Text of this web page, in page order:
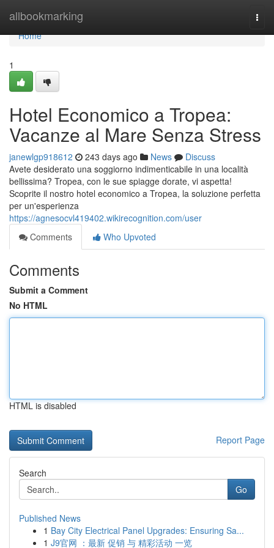
allbookmarking
Home
Home
1
Hotel Economico a Tropea:
Vacanze al Mare Senza Stress
janewlgp918612 243 days ago News
Discuss
Avete desiderato una soggiorno indimenticabile in una località
bellissima? Tropea, con le sue spiagge dorate, vi aspetta!
Scoprite il nostro hotel economico a Tropea, la soluzione perfetta
per un'esperienza
https://agnesocvl419402.wikirecognition.com/user
Comments
Who Upvoted
Comments
Submit a Comment
No HTML
HTML is disabled
Report Page
Search
Go
Published News
1 Bay City Electrical Panel Upgrades: Ensuring Sa...
1 J9官网 ：最新 促销 与 精彩活动 一览